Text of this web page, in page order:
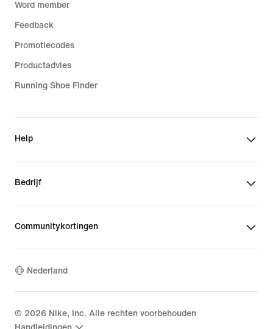
Word member
Feedback
Promotiecodes
Productadvies
Running Shoe Finder
Help
Bedrijf
Communitykortingen
Nederland
© 2026 Nike, Inc. Alle rechten voorbehouden